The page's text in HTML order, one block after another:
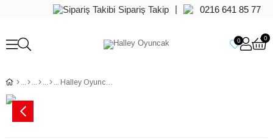
Sipariş Takip | 0216 641 85 77
0 0
Halley Oyuncak İki Yüzlü Ahtapot Peluş 30 Cm 62055